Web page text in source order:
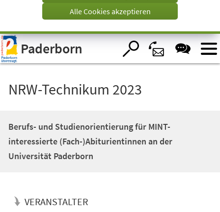
Visuelle
Assistenzsoftware
öffnen.
Alle Cookies akzeptieren
Paderborn
NRW-Technikum 2023
Berufs- und Studienorientierung für MINT-
interessierte (Fach-)Abiturientinnen an der
Universität Paderborn
VERANSTALTER